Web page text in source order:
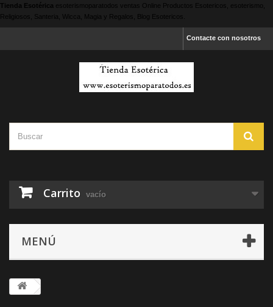
Tienda Esotérica esoterismoparatodos ventas Online Productos Esotericos, esoterismo,
Religiosos, Santeria, Wicca, Magia y Regalos, Blog Esotericos.
Contacte con nosotros
Carrito vacío
MENÚ